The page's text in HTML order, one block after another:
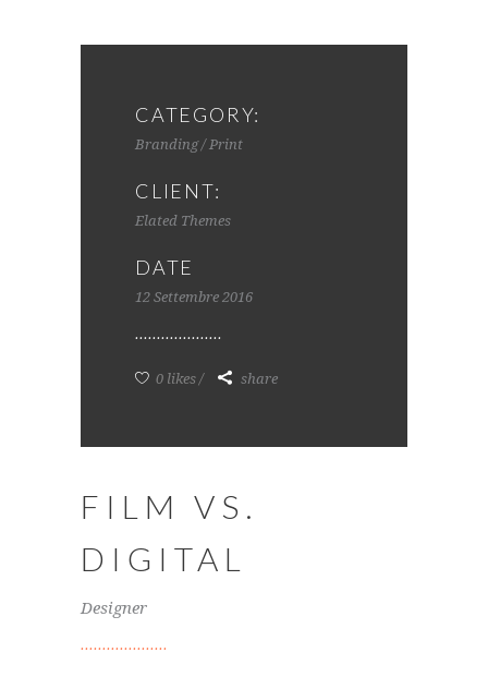
CATEGORY:
Branding / Print
CLIENT:
Elated Themes
DATE
12 Settembre 2016
0 likes share
FILM VS.
DIGITAL
Designer